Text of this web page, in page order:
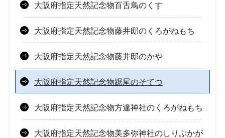
大阪府指定天然記念物百舌鳥のくす
大阪府指定天然記念物藤井邸のくろがねもち
大阪府指定天然記念物藤井邸のかや
大阪府指定天然記念物踞尾のそてつ
大阪府指定天然記念物方違神社のくろがねもち
大阪府指定天然記念物美多弥神社のしりぶかが